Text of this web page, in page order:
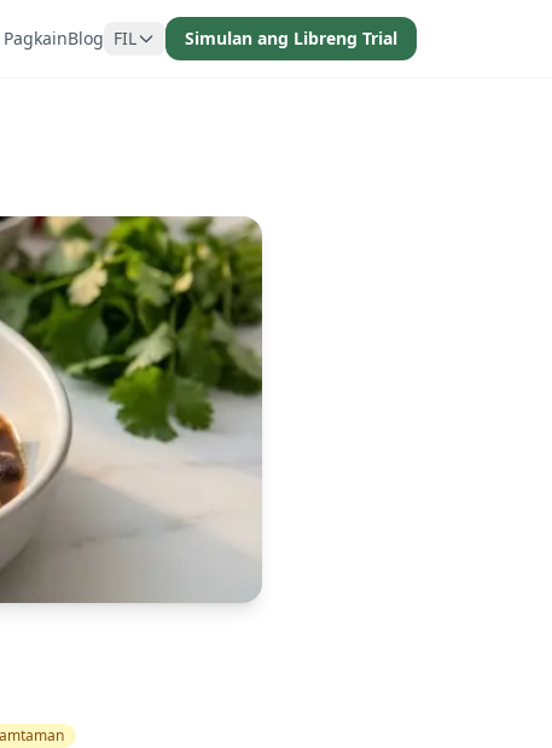
Blog FIL Simulan ang Libreng Trial